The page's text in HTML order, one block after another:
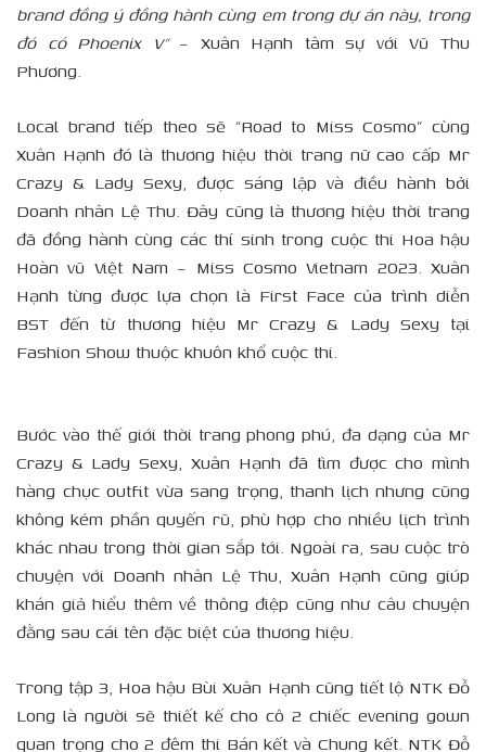
brand đồng ý đồng hành cùng em trong dự án này, trong
đó có Phoenix V”– Xuân Hạnh tâm sự với Vũ Thu
Phương.
Local brand tiếp theo sẽ “Road to Miss Cosmo” cùng
Xuân Hạnh đó là thương hiệu thời trang nữ cao cấp Mr
Crazy & Lady Sexy, được sáng lập và điều hành bởi
Doanh nhân Lệ Thu. Đây cũng là thương hiệu thời trang
đã đồng hành cùng các thí sinh trong cuộc thi Hoa hậu
Hoàn vũ Việt Nam – Miss Cosmo Vietnam 2023. Xuân
Hạnh từng được lựa chọn là First Face của trình diễn
BST đến từ thương hiệu Mr Crazy & Lady Sexy tại
Fashion Show thuộc khuôn khổ cuộc thi.
Bước vào thế giới thời trang phong phú, đa dạng của Mr
Crazy & Lady Sexy, Xuân Hạnh đã tìm được cho mình
hàng chục outfit vừa sang trọng, thanh lịch nhưng cũng
không kém phần quyến rũ, phù hợp cho nhiều lịch trình
khác nhau trong thời gian sắp tới. Ngoài ra, sau cuộc trò
chuyện với Doanh nhân Lệ Thu, Xuân Hạnh cũng giúp
khán giả hiểu thêm về thông điệp cũng như câu chuyện
đằng sau cái tên đặc biệt của thương hiệu.
Trong tập 3, Hoa hậu Bùi Xuân Hạnh cũng tiết lộ NTK Đỗ
Long là người sẽ thiết kế cho cô 2 chiếc evening gown
quan trọng cho 2 đêm thi Bán kết và Chung kết. NTK Đỗ